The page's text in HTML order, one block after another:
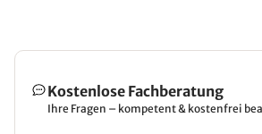
Kostenlose Fachberatung
Ihre Fragen – kompetent & kostenfrei